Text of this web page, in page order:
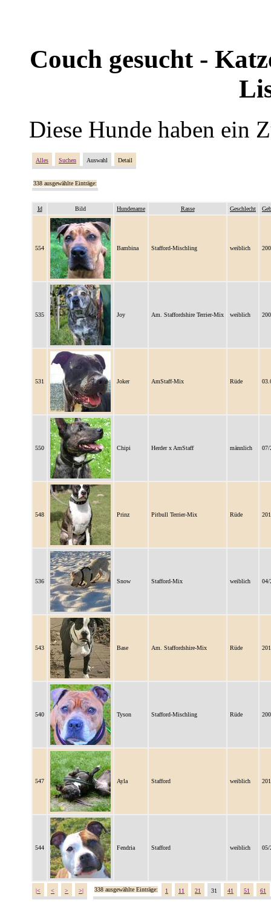
Couch gesucht -
Diese Hunde haben ein
Alles Suchen Auswahl Detail
338 ausgewählte Einträge:
Id Bild Hundename Rasse Geschlecht
554 Bambina Stafford-Mischling weiblich
535 Joy Am. Staffordshire Terrier-Mix weiblich
531 Joker AmStaff-Mix Rüde
550 Chipi Herder x AmStaff männlich 07/
548 Prinz Pitbull Terrier-Mix Rüde
536 Snow Stafford-Mix weiblich 04/
543 Base Am. Staffordshire-Mix Rüde
540 Tyson Stafford-Mischling Rüde
547 Ayla Stafford weiblich
544 Fendria Stafford weiblich 05/
|< < > >| 338 ausgewählte Einträge: 1 11 21 31 41 51 61